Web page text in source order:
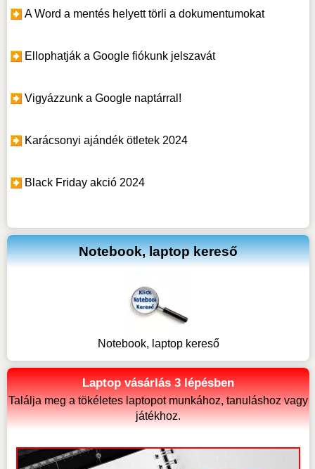
A Word a mentés helyett törli a dokumentumokat
Ellophatják a Google fiókunk jelszavát
Vigyázzunk a Google naptárral!
Karácsonyi ajándék ötletek 2024
Black Friday akció 2024
Notebook, laptop kereső
Notebook, laptop kereső
Laptop vásárlás 3 lépésben
Találja meg a tökéletes laptopot munkához, tanuláshoz vagy
játékhoz.